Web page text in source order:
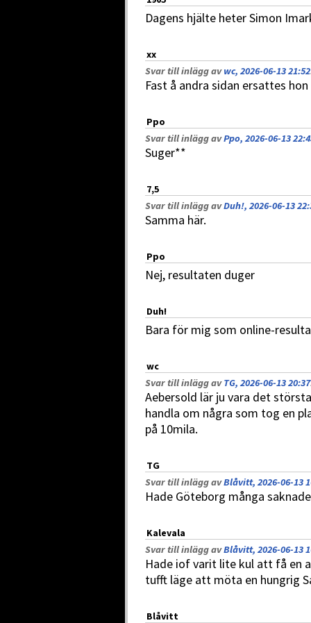
Dagens hjälte heter Simon
xx
Svar till inlägg avwc, 2026-06-13 21:52
Fast å andra sidan ersattes
Ppo
Svar till inlägg avPpo, 2026-06-13
Suger**
7,5
Svar till inlägg avDuh!, 2026-06-13
Samma här.
Ppo
Nej, resultaten duger
Duh!
Bara för mig som online-
wc
Svar till inlägg avTG, 2026-06-13 20:37
Aebersold lär ju vara det
handla om några som tog en
på 10mila.
TG
Svar till inlägg avBlåvitt, 2026-06-13
Hade Göteborg många
Kalevala
Svar till inlägg avBlåvitt, 2026-06-13
Hade iof varit lite kul att få en
tufft läge att möta en hungrig
Blåvitt